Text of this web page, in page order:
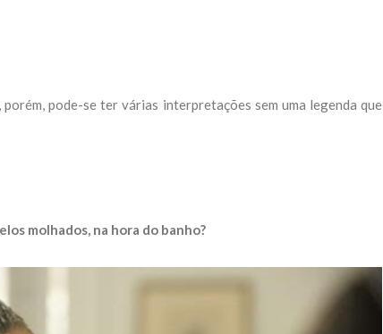
pode-se ter várias interpretações sem uma legenda que
molhados, na hora do banho?